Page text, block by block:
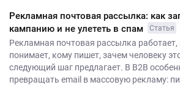
Рекламная почтовая рассылка: как
кампанию и не улететь в спам
Статья
Рекламная почтовая рассылка
понимает, кому пишет, зачем человеку
следующий шаг предлагает. В B2B
превращать email в массовую рекламу: